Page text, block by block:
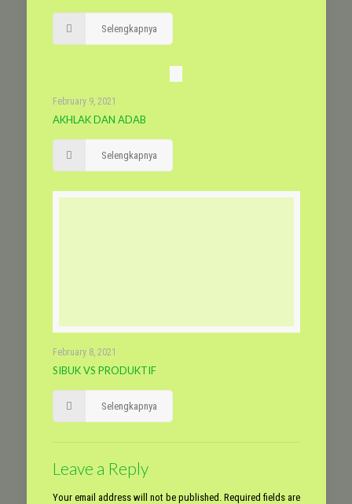
Selengkapnya
February 9, 2021
AKHLAK DAN ADAB
Selengkapnya
February 8, 2021
SIBUK VS PRODUKTIF
Selengkapnya
Leave a Reply
Your email address will not be published. Required fields are